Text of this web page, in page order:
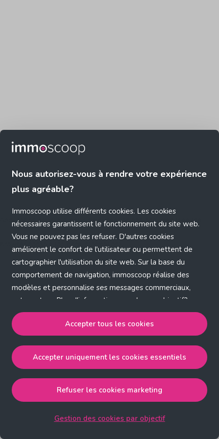
Nous autorisez-vous à rendre votre expérience
plus agréable?
Immoscoop utilise différents cookies. Les cookies
nécessaires garantissent le fonctionnement du site web.
Vous ne pouvez pas les refuser. D'autres cookies
améliorent le confort de l'utilisateur ou permettent de
cartographier l'utilisation du site web. Sur la base du
comportement de navigation, immoscoop réalise des
modèles et personnalise ses messages commerciaux,
entre autres. Plus d'informations sur chaque objectif?
Cliquez sur 'Gestion des cookies par objectif'.
Notre politique de cookies
Accepter tous les cookies
strictement nécessaires, performance, fonctionnalité et
publicité ciblée.
Accepter uniquement les cookies essentielsaccepte
les cookies strictement nécessaires.
Accepter tous les cookies
Accepter uniquement les cookies essentiels
Refuser les cookies marketing
Gestion des cookies par objectif
Application error: a client-side exception has occurred (see the
browser console for more information)